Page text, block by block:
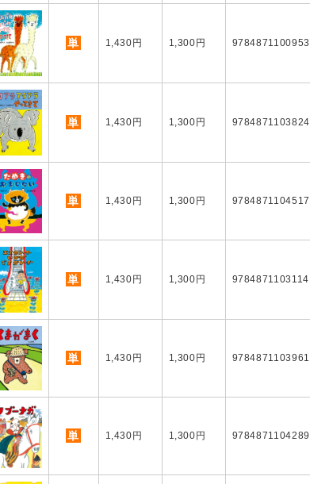
単 1,430円 1,300円 9784871100953
単 1,430円 1,300円 9784871103824
単 1,430円 1,300円 9784871104517
単 1,430円 1,300円 9784871103114
単 1,430円 1,300円 9784871103961
単 1,430円 1,300円 9784871104289